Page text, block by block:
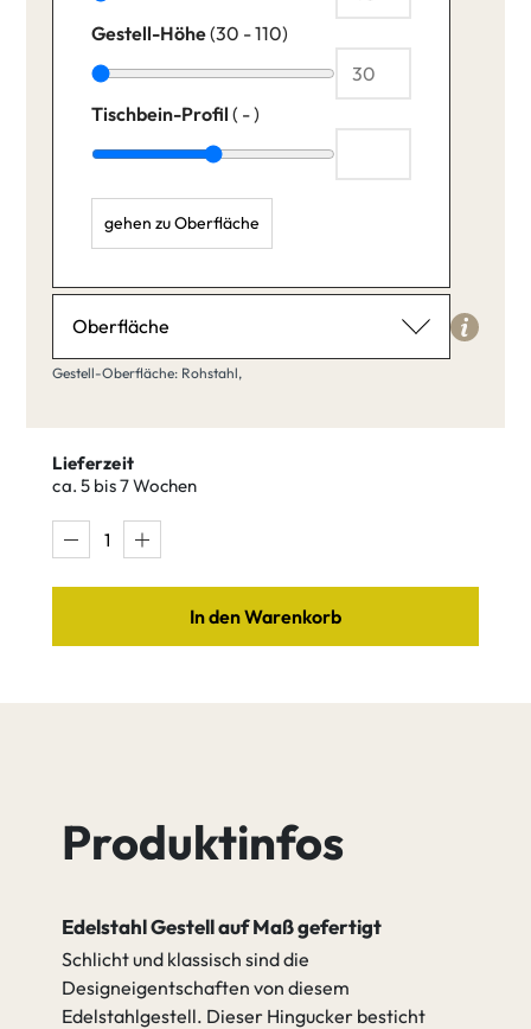
Gestell-Höhe(30 - 110)
Tischbein-Profil ( - )
gehen zu Oberfläche
Oberfläche
Gestell-Oberfläche
Rohstahl
Pulver
Gestell-Oberfläche: Rohstahl,
Lieferzeit
ca. 5 bis 7 Wochen
In den Warenkorb
Produktinfos
Edelstahl Gestell auf Maß gefertigt
Schlicht und klassisch sind die
Designeigentschaften von diesem
Edelstahlgestell. Dieser Hingucker besticht